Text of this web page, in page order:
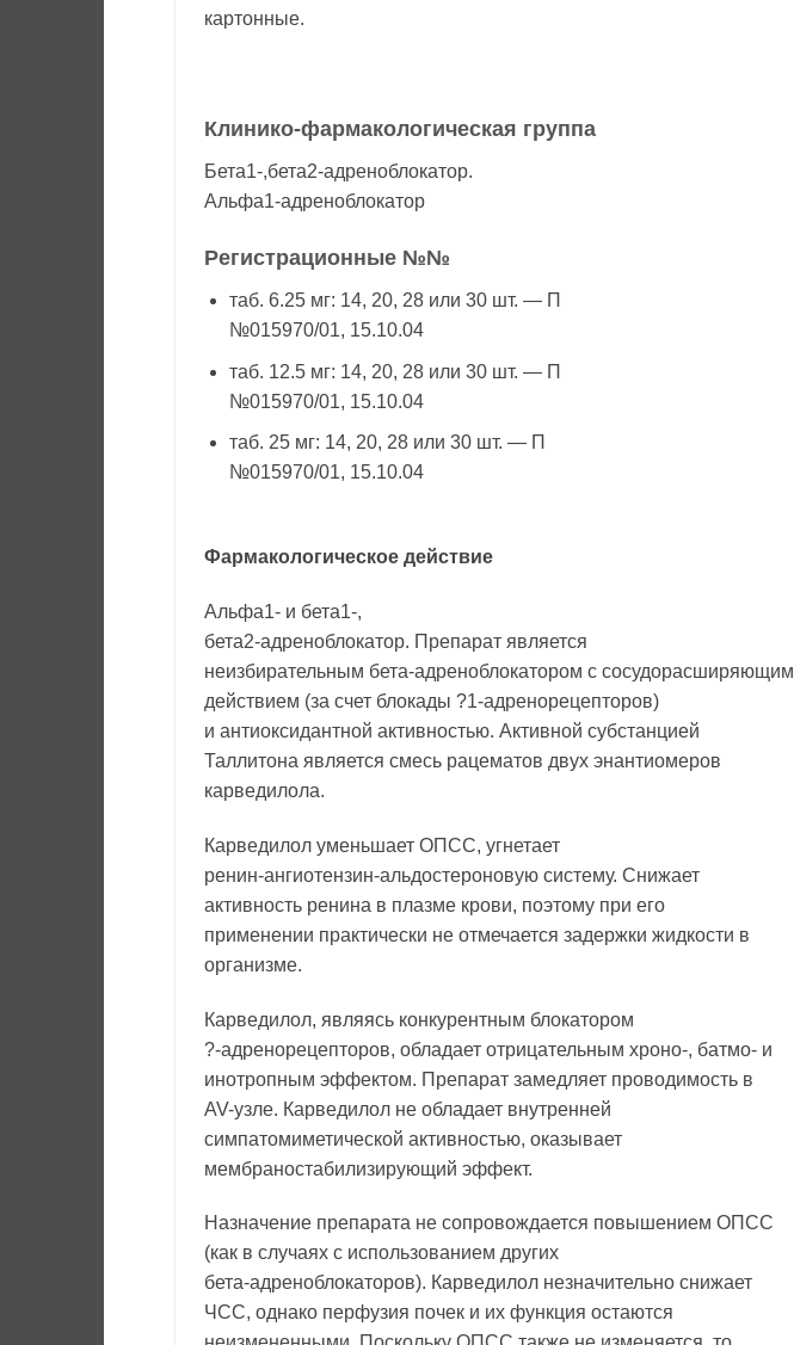
картонные.
Клинико-фармакологическая группа
Бета1-,бета2-адреноблокатор.
Альфа1-адреноблокатор
Регистрационные №№
таб. 6.25 мг: 14, 20, 28 или 30 шт. — П
№015970/01, 15.10.04
таб. 12.5 мг: 14, 20, 28 или 30 шт. — П
№015970/01, 15.10.04
таб. 25 мг: 14, 20, 28 или 30 шт. — П
№015970/01, 15.10.04
Фармакологическое действие
Альфа1- и бета1-,
бета2-адреноблокатор. Препарат является
неизбирательным бета-адреноблокатором с сосудорасширяющим
действием (за счет блокады ?1-адренорецепторов)
и антиоксидантной активностью. Активной субстанцией
Таллитона является смесь рацематов двух энантиомеров
карведилола.
Карведилол уменьшает ОПСС, угнетает
ренин-ангиотензин-альдостероновую систему. Снижает
активность ренина в плазме крови, поэтому при его
применении практически не отмечается задержки жидкости в
организме.
Карведилол, являясь конкурентным блокатором
?-адренорецепторов, обладает отрицательным хроно-, батмо- и
инотропным эффектом. Препарат замедляет проводимость в
AV-узле. Карведилол не обладает внутренней
симпатомиметической активностью, оказывает
мембраностабилизирующий эффект.
Назначение препарата не сопровождается повышением ОПСС
(как в случаях с использованием других
бета-адреноблокаторов). Карведилол незначительно снижает
ЧСС, однако перфузия почек и их функция остаются